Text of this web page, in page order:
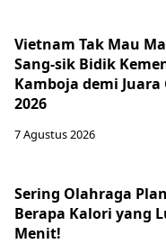
Vietnam Tak Mau
Sang-sik Bidik
Kamboja demi Juara
2026
7 Agustus 2026
Sering Olahraga
Berapa Kalori yang
Menit!